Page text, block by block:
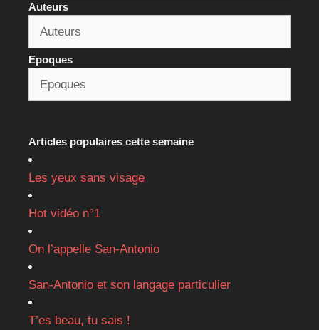
Auteurs
Epoques
Articles populaires cette semaine
Les yeux sans visage
Hot vidéo n°1
On l’appelle San-Antonio
San-Antonio et son langage particulier
T’es beau, tu sais !